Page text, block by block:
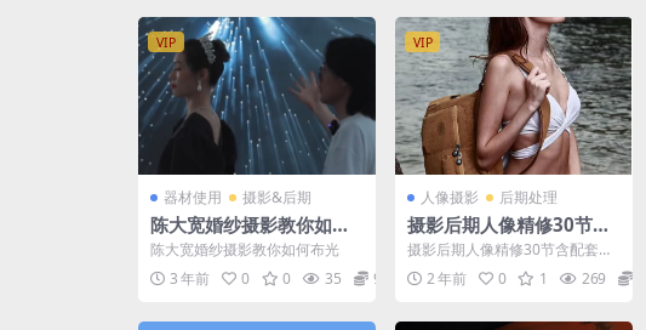
VIP
器材使用 摄影&后期
陈大宽婚纱摄影教你如何
布光
陈大宽婚纱摄影教你如何布光
3 年前
0 0 35 9.9
VIP
人像摄影 后期处理
摄影后期人像精修30节含
配套素材（精品课）
摄影后期人像精修30节含配套素
材（精品课）
2 年前 0 1 269